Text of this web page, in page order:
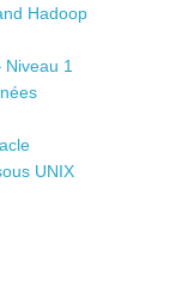
Hadoop
Niveau 1
UNIX